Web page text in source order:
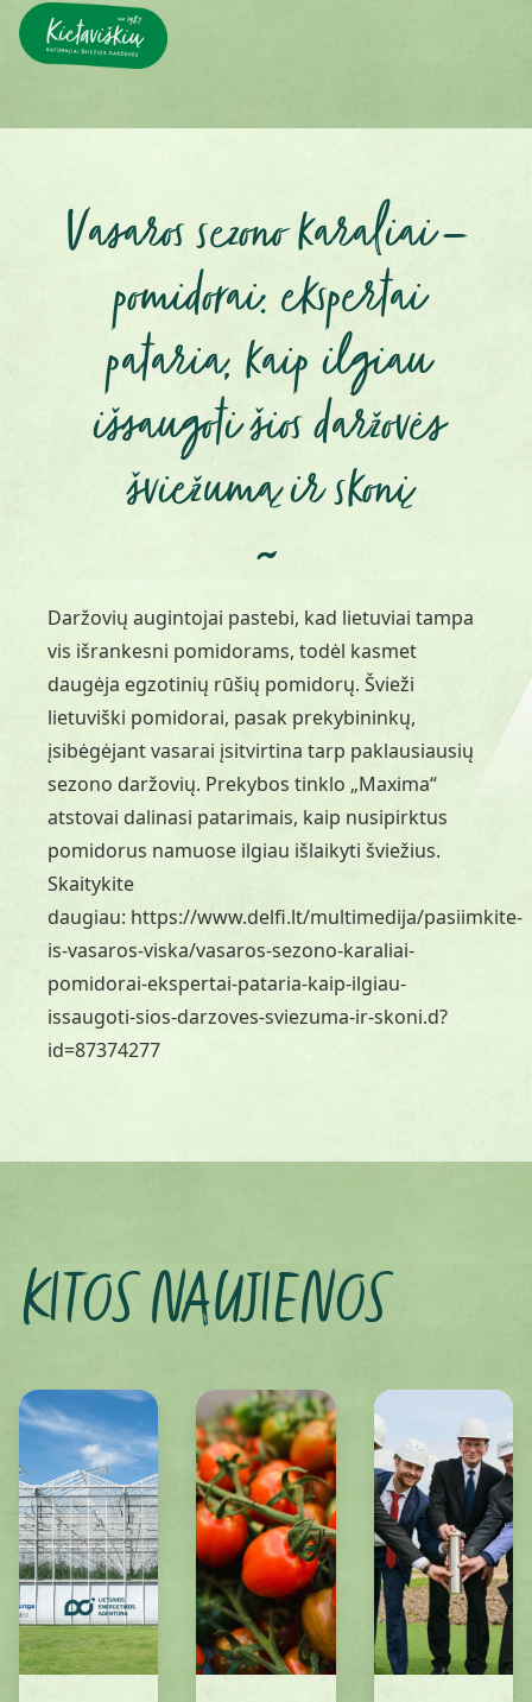
Vasaros sezono karaliai –
pomidorai: ekspertai
pataria, kaip ilgiau
išsaugoti šios daržovės
šviežumą ir skonį
~
Daržovių augintojai pastebi, kad lietuviai tampa
vis išrankesni pomidorams, todėl kasmet
daugėja egzotinių rūšių pomidorų. Švieži
lietuviški pomidorai, pasak prekybininkų,
įsibėgėjant vasarai įsitvirtina tarp paklausiausių
sezono daržovių. Prekybos tinklo „Maxima“
atstovai dalinasi patarimais, kaip nusipirktus
pomidorus namuose ilgiau išlaikyti šviežius.
Skaitykite
daugiau: https://www.delfi.lt/multimedija/pasiimkite-
is-vasaros-viska/vasaros-sezono-karaliai-
pomidorai-ekspertai-pataria-kaip-ilgiau-
issaugoti-sios-darzoves-sviezuma-ir-skoni.d?
id=87374277
KITOS NAUJIENOS